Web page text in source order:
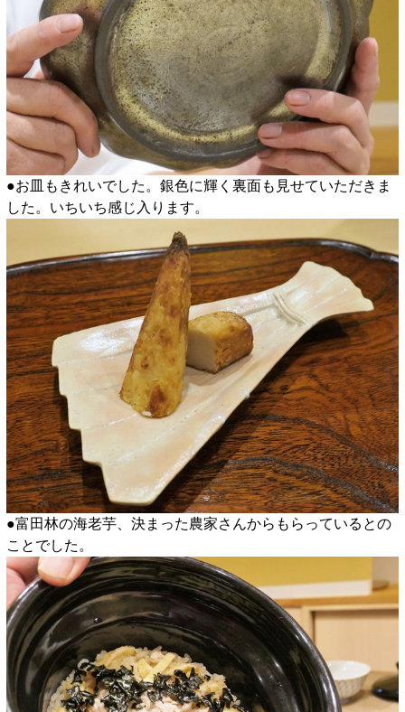
●お皿もきれいでした。銀色に輝く裏面も見せていただきま
した。いちいち感じ入ります。
●富田林の海老芋、決まった農家さんからもらっているとの
ことでした。